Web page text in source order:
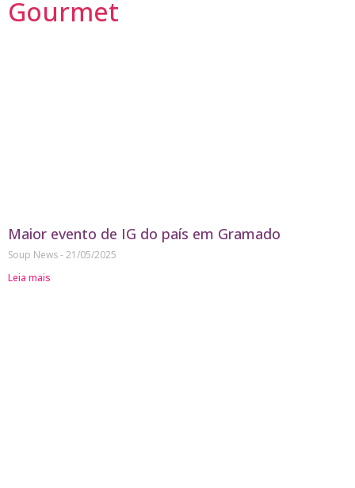
Gourmet
Maior evento de IG do país em Gramado
Soup News 21/05/2025
Leia mais